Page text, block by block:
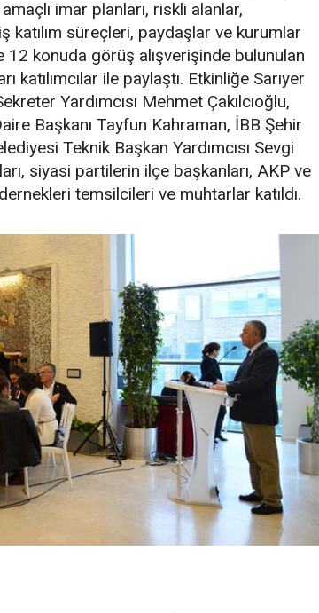
imar planları, riskli alanlar,
katılım süreçleri, paydaşlar ve kurumlar
12 konuda görüş alışverişinde bulunulan
katılımcılar ile paylaştı. Etkinliğe Sarıyer
Yardımcısı Mehmet Çakılcıoğlu,
Başkanı Tayfun Kahraman, İBB Şehir
Teknik Başkan Yardımcısı Sevgi
siyasi partilerin ilçe başkanları, AKP ve
temsilcileri ve muhtarlar katıldı.